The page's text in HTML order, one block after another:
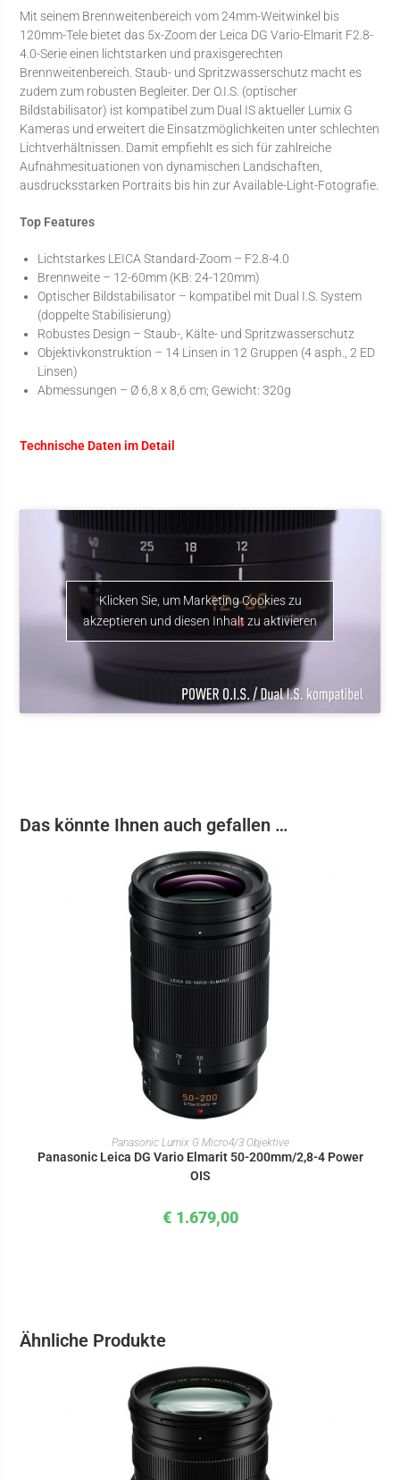
Mit seinem Brennweitenbereich vom 24mm-Weitwinkel bis
120mm-Tele bietet das 5x-Zoom der Leica DG Vario-Elmarit F2.8-
4.0-Serie einen lichtstarken und praxisgerechten
Brennweitenbereich. Staub- und Spritzwasserschutz macht es
zudem zum robusten Begleiter. Der O.I.S. (optischer
Bildstabilisator) ist kompatibel zum Dual IS aktueller Lumix G
Kameras und erweitert die Einsatzmöglichkeiten unter schlechten
Lichtverhältnissen. Damit empfiehlt es sich für zahlreiche
Aufnahmesituationen von dynamischen Landschaften,
ausdrucksstarken Portraits bis hin zur Available-Light-Fotografie.
Top Features
Lichtstarkes LEICA Standard-Zoom – F2.8-4.0
Brennweite – 12-60mm (KB: 24-120mm)
Optischer Bildstabilisator – kompatibel mit Dual I.S. System
(doppelte Stabilisierung)
Robustes Design – Staub-, Kälte- und Spritzwasserschutz
Objektivkonstruktion – 14 Linsen in 12 Gruppen (4 asph., 2 ED
Linsen)
Abmessungen – Ø 6,8 x 8,6 cm; Gewicht: 320g
Technische Daten im Detail
Klicken Sie, um Marketing Cookies zu
akzeptieren und diesen Inhalt zu aktivieren
Das könnte Ihnen auch gefallen …
IN DEN WARENKORB
Panasonic Lumix G Micro4/3 Objektive
Panasonic Leica DG Vario Elmarit 50-200mm/2,8-4 Power
OIS
€ 1.679,00
Ähnliche Produkte